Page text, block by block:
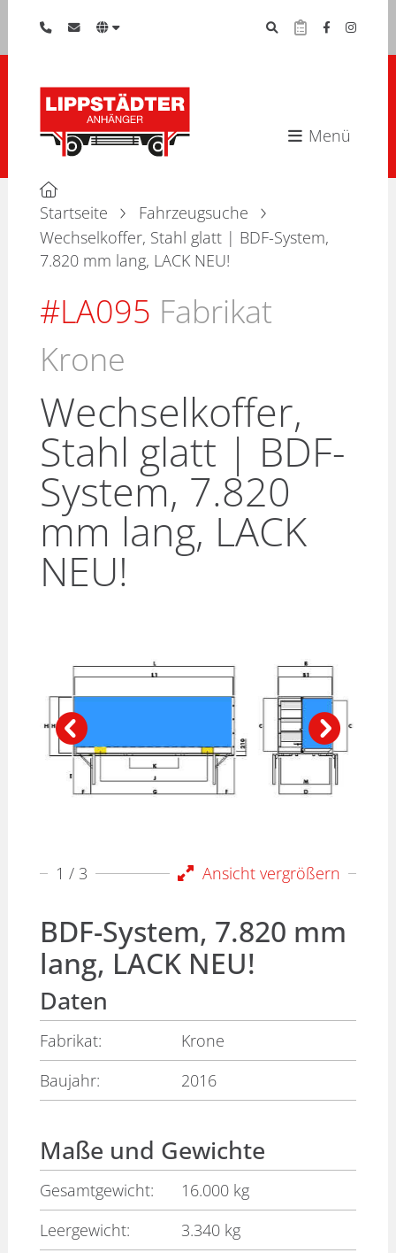
Menü
Startseite
Fahrzeugsuche
Wechselkoffer, Stahl glatt | BDF-System,
7.820 mm lang, LACK NEU!
#LA095 Fabrikat
Krone
Wechselkoffer,
Stahl glatt | BDF-
System, 7.820
mm lang, LACK
NEU!
Ansicht vergrößern
1 / 3
BDF-System, 7.820 mm
lang, LACK NEU!
Daten
Fabrikat:
Krone
Baujahr:
2016
Maße und Gewichte
Gesamtgewicht:
16.000 kg
Leergewicht:
3.340 kg